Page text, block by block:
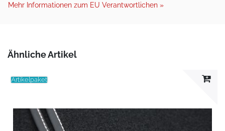
Mehr Informationen zum EU Verantwortlichen »
Ähnliche Artikel
Artikelpaket